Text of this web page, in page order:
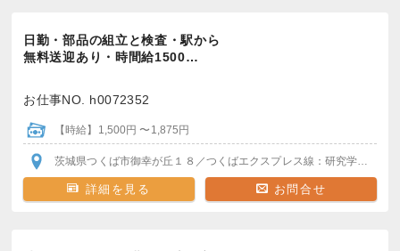
日勤・部品の組立と検査・駅から
無料送迎あり・時間給1500…
お仕事NO. h0072352
【時給】1,500円 〜1,875円
茨城県つくば市御幸が丘１８ ／つくばエクスプレス線：研究学園駅
詳細を見る お問合せ